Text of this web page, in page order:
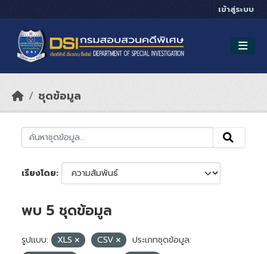
เข้าสู่ระบบ
ชุดข้อมูล
เรียงโดย
พบ 5 ชุดข้อมูล
รูปแบบ: XLS CSV
ประเภทชุดข้อมูล: